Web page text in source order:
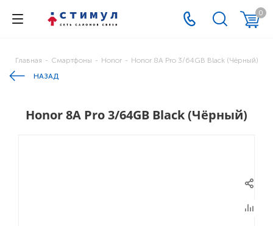
0
Главная - Смартфоны - Honor - Honor 8A Pro 3/64GB Black (Чёрный)
НАЗАД
Honor 8A Pro 3/64GB Black (Чёрный)